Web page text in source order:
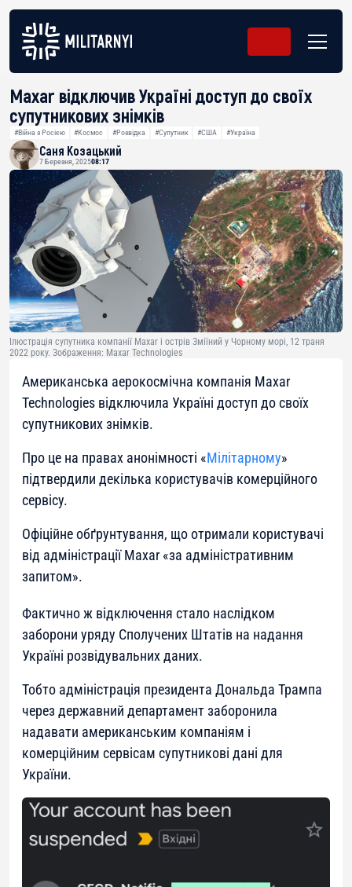
Maxar відключив Україні доступ до своїх
супутникових знімків
#Війна з Росією #Космос #Розвідка #Супутник #США #Україна
Саня Козацький
7 Березня, 202508:17
Ілюстрація супутника компанії Maxar і острів Зміїний у Чорному морі, 12 траня
2022 року. Зображення: Maxar Technologies
Американська аерокосмічна компанія Maxar
Technologies відключила Україні доступ до своїх
супутникових знімків.
Про це на правах анонімності «Мілітарному»
підтвердили декілька користувачів комерційного
сервісу.
Офіційне обґрунтування, що отримали користувачі
від адміністрації Maxar «за адміністративним
запитом».
Фактично ж відключення стало наслідком
заборони уряду Сполучених Штатів на надання
Україні розвідувальних даних.
Тобто адміністрація президента Дональда Трампа
через державний департамент заборонила
надавати американським компаніям і
комерційним сервісам супутникові дані для
України.